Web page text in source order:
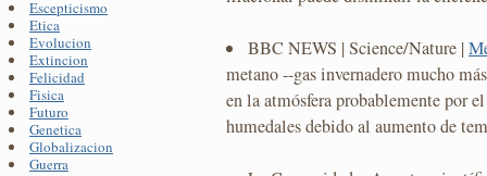
Escepticismo
Etica
Evolucion
Extincion
Felicidad
Fisica
Futuro
Genetica
Globalizacion
Guerra
BBC NEWS | Science/Nature |
metano --gas invernadero mucho
en la atmósfera probablemente por
humedales debido al aumento de